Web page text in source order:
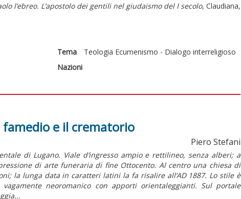
l’ebreo. L’apostolo dei gentili nel giudaismo del I secolo, Claudiana,
Tema Teologia Ecumenismo - Dialogo interreligioso
Nazioni
famedio e il crematorio
Piero Stefani
di Lugano. Viale d’ingresso ampio e rettilineo, senza alberi; a
di arte funeraria di fine Ottocento. Al centro una chiesa di
la lunga data in caratteri latini la fa risalire all’AD 1887. Lo stile è
vagamente neoromanico con apporti orientaleggianti. Sul portale